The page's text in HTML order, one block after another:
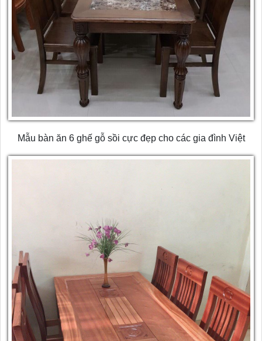
Mẫu bàn ăn 6 ghế gỗ sồi cực đẹp cho các gia đình Việt